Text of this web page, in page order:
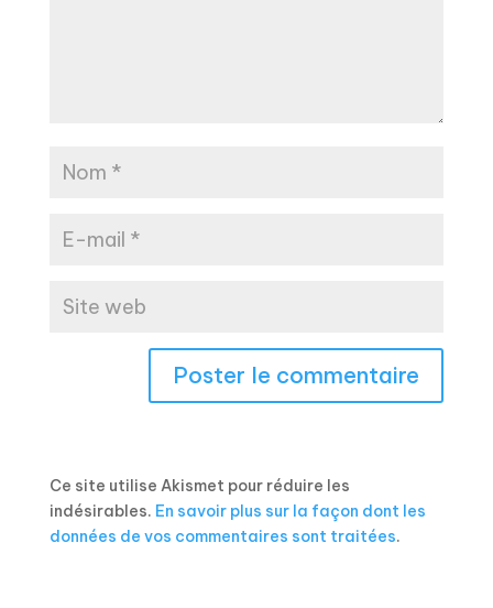
Ce site utilise Akismet pour réduire les
indésirables. En savoir plus sur la façon dont les
données de vos commentaires sont traitées.